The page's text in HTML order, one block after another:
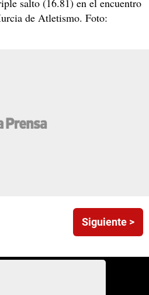
salto (16.81) en el encuentro
de Atletismo. Foto:
Siguiente >